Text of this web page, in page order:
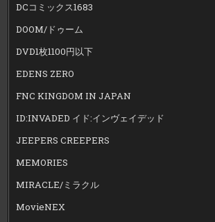
DCコミックス1683
DOOM/ドゥーム
DVD1枚1100円以下
EDENS ZERO
FNC KINGDOM IN JAPAN
ID:INVADED イド:インヴェイデッド
JEEPERS CREEPERS
MEMORIES
MIRACLE/ミラクル
MovieNEX